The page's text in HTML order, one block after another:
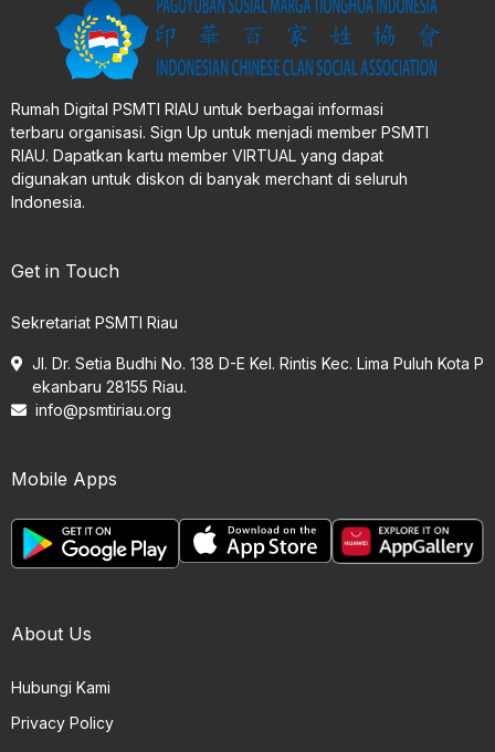
Rumah Digital PSMTI RIAU untuk berbagai informasi
terbaru organisasi. Sign Up untuk menjadi member PSMTI
RIAU. Dapatkan kartu member VIRTUAL yang dapat
digunakan untuk diskon di banyak merchant di seluruh
Indonesia.
Get in Touch
Sekretariat PSMTI Riau
Jl. Dr. Setia Budhi No. 138 D-E Kel. Rintis Kec. Lima Puluh Kota P
ekanbaru 28155 Riau.
info@psmtiriau.org
Mobile Apps
About Us
Hubungi Kami
Privacy Policy